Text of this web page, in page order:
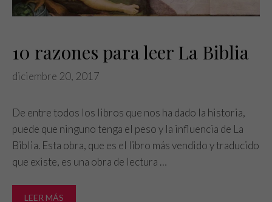
10 razones para leer La Biblia
diciembre 20, 2017
De entre todos los libros que nos ha dado la historia,
puede que ninguno tenga el peso y la influencia de La
Biblia. Esta obra, que es el libro más vendido y traducido
que existe, es una obra de lectura …
LEER MÁS